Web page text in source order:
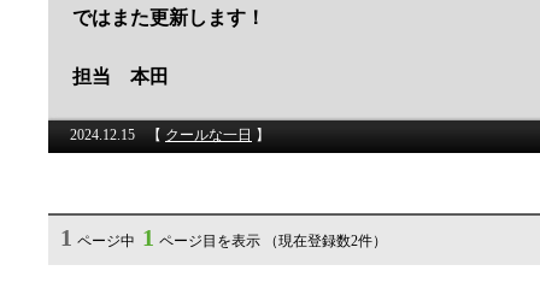
ではまた更新します！
担当 本田
2024.12.15 【 クールな一日 】
1 ページ中 1 ページ目を表示 （現在登録数2件）